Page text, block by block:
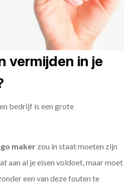
vermijden in je
bedrijf is een grote
maker zou in staat moeten zijn
aan al je eisen voldoet, maar moet
een van deze fouten te